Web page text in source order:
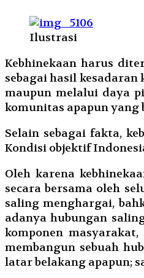
Ilustrasi
Kebhinekaan harus
sebagai hasil
maupun melalui daya
komunitas apapun
Selain sebagai fakta,
Kondisi objektif
Oleh karena
secara bersama oleh
saling menghargai,
adanya hubungan
komponen
membangun sebuah
latar belakang apapun;